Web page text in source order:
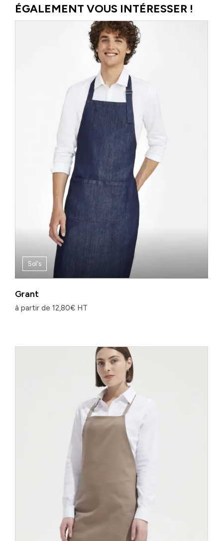
ÉGALEMENT VOUS INTÉRESSER !
Sol's
Grant
à partir de 12,80€ HT